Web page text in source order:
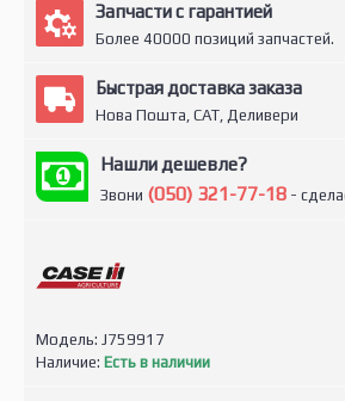
Запчасти с гарантией
Более 40000 позиций запчастей.
Быстрая доставка заказа
Нова Пошта, САТ, Деливери
Нашли дешевле?
Звони (050) 321-77-18 -
Модель: J759917
Наличие: Есть в наличии